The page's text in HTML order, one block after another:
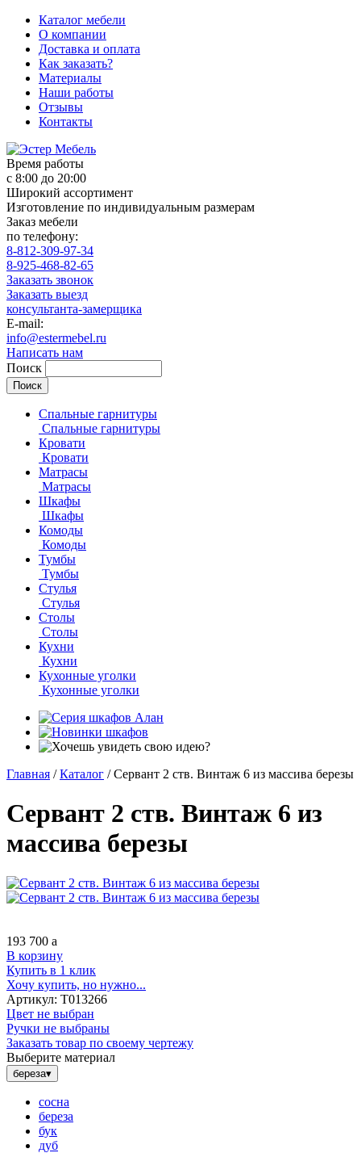
Каталог мебели
О компании
Доставка и оплата
Как заказать?
Материалы
Наши работы
Отзывы
Контакты
Время работы
с 8:00 до 20:00
Широкий ассортимент
Изготовление по индивидуальным размерам
Заказ мебели
по телефону:
8-812-309-97-34
8-925-468-82-65
Заказать звонок
Заказать выезд
консультанта-замерщика
E-mail:
info@estermebel.ru
Написать нам
Поиск
Спальные гарнитуры
Спальные гарнитуры
Кровати
Кровати
Матрасы
Матрасы
Шкафы
Шкафы
Комоды
Комоды
Тумбы
Тумбы
Стулья
Стулья
Столы
Столы
Кухни
Кухни
Кухонные уголки
Кухонные уголки
Главная / Каталог / Сервант 2 ств. Винтаж 6 из массива березы
Сервант 2 ств. Винтаж 6 из
массива березы
193 700 a
В корзину
Купить в 1 клик
Хочу купить, но нужно...
Артикул: Т013266
Цвет не выбран
Ручки не выбраны
Заказать товар по своему чертежу
Выберите материал
береза▾
сосна
береза
бук
дуб